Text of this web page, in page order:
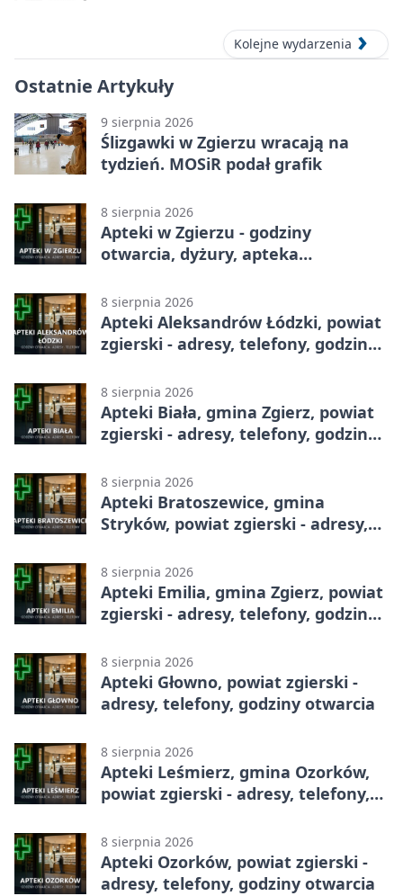
Kolejne wydarzenia
Ostatnie Artykuły
9 sierpnia 2026
Ślizgawki w Zgierzu wracają na
tydzień. MOSiR podał grafik
8 sierpnia 2026
Apteki w Zgierzu - godziny
otwarcia, dyżury, apteka
8 sierpnia 2026
Apteki Aleksandrów Łódzki, powiat
zgierski - adresy, telefony, godziny
8 sierpnia 2026
Apteki Biała, gmina Zgierz, powiat
zgierski - adresy, telefony, godziny
8 sierpnia 2026
Apteki Bratoszewice, gmina
Stryków, powiat zgierski - adresy,
8 sierpnia 2026
Apteki Emilia, gmina Zgierz, powiat
zgierski - adresy, telefony, godziny
8 sierpnia 2026
Apteki Głowno, powiat zgierski -
adresy, telefony, godziny otwarcia
8 sierpnia 2026
Apteki Leśmierz, gmina Ozorków,
powiat zgierski - adresy, telefony,
8 sierpnia 2026
Apteki Ozorków, powiat zgierski -
adresy, telefony, godziny otwarcia